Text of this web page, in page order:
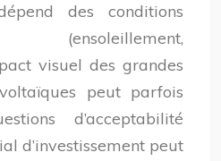
des conditions
(ensoleillement,
visuel des grandes
peut parfois
d’acceptabilité
d’investissement peut